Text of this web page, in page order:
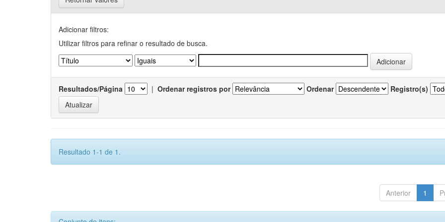
Adicionar filtros:
Utilizar filtros para refinar o resultado de busca.
Resultados/Página | Ordenar registros por Ordenar Registro(s)
Resultado 1-1 de 1.
Anterior 1